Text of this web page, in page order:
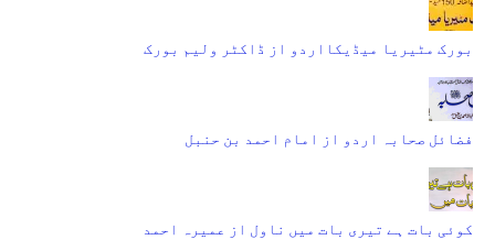
بورک مٹیریا میڈیکااردو از ڈاکٹر ولیم بورک
فضائل صحابہ اردو از امام احمد بن حنبل
کوئی بات ہے تیری بات میں ناول از عمیرہ احمد